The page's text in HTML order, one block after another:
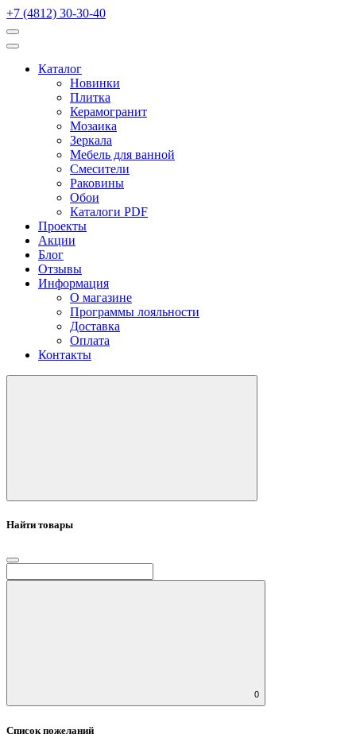
+7 (4812) 30-30-40
Каталог
Новинки
Плитка
Керамогранит
Мозаика
Зеркала
Мебель для ванной
Смесители
Раковины
Обои
Каталоги PDF
Проекты
Акции
Блог
Отзывы
Информация
О магазине
Программы лояльности
Доставка
Оплата
Контакты
Найти товары
0
Список пожеланий